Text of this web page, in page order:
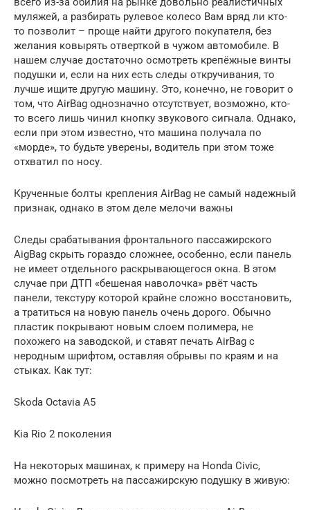
муляжей, а разбирать рулевое колесо Вам вряд ли кто-
то позволит – проще найти другого покупателя, без
желания ковырять отверткой в чужом автомобиле. В
нашем случае достаточно осмотреть крепёжные винты
подушки и, если на них есть следы откручивания, то
лучше ищите другую машину. Это, конечно, не говорит о
том, что AirBag однозначно отсутствует, возможно, кто-
то всего лишь чинил кнопку звукового сигнала. Однако,
если при этом известно, что машина получала по
«морде», то будьте уверены, водитель при этом тоже
отхватил по носу.
Крученные болты крепления AirBag не самый надежный
признак, однако в этом деле мелочи важны
Следы срабатывания фронтального пассажирского
AigBag скрыть гораздо сложнее, особенно, если панель
не имеет отдельного раскрывающегося окна. В этом
случае при ДТП «бешеная наволочка» рвёт часть
панели, текстуру которой крайне сложно восстановить,
а тратиться на новую панель очень дорого. Обычно
пластик покрывают новым слоем полимера, не
похожего на заводской, и ставят печать AirBag с
неродным шрифтом, оставляя обрывы по краям и на
стыках. Как тут:
Skoda Octavia A5
Kia Rio 2 поколения
На некоторых машинах, к примеру на Honda Civic,
можно посмотреть на пассажирскую подушку в живую: